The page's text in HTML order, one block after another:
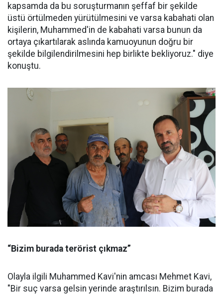
kapsamda da bu soruşturmanın şeffaf bir şekilde
üstü örtülmeden yürütülmesini ve varsa kabahati olan
kişilerin, Muhammed'in de kabahati varsa bunun da
ortaya çıkartılarak aslında kamuoyunun doğru bir
şekilde bilgilendirilmesini hep birlikte bekliyoruz." diye
konuştu.
“Bizim burada terörist çıkmaz”
Olayla ilgili Muhammed Kavi'nin amcası Mehmet Kavi,
"Bir suç varsa gelsin yerinde araştırılsın. Bizim burada